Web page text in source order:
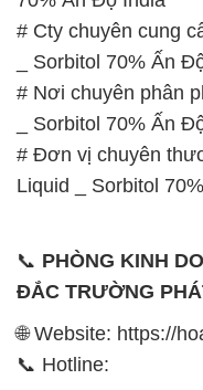
# Đơn vị chuyên
Liquid _ Sorbitol
📞PHÒNG KINH
ĐẮC TRƯỜNG
🌐 Website: https://
– 0933.920.505 –
028.3756.1841-